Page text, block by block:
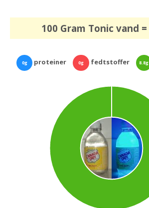
100 Gram Tonic vand =
0g proteiner 0g fedtstoffer 8.8g